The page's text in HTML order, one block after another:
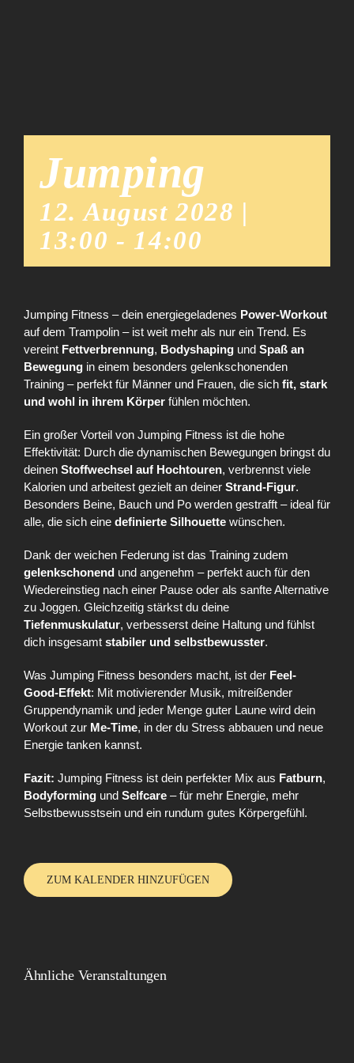
Jumping
12. August 2028 |
13:00 - 14:00
Jumping Fitness – dein energiegeladenes Power-Workout
auf dem Trampolin – ist weit mehr als nur ein Trend. Es
vereint Fettverbrennung, Bodyshaping und Spaß an
Bewegung in einem besonders gelenkschonenden
Training – perfekt für Männer und Frauen, die sich fit, stark
und wohl in ihrem Körper fühlen möchten.
Ein großer Vorteil von Jumping Fitness ist die hohe
Effektivität: Durch die dynamischen Bewegungen bringst du
deinen Stoffwechsel auf Hochtouren, verbrennst viele
Kalorien und arbeitest gezielt an deiner Strand-Figur.
Besonders Beine, Bauch und Po werden gestrafft – ideal für
alle, die sich eine definierte Silhouette wünschen.
Dank der weichen Federung ist das Training zudem
gelenkschonend und angenehm – perfekt auch für den
Wiedereinstieg nach einer Pause oder als sanfte Alternative
zu Joggen. Gleichzeitig stärkst du deine
Tiefenmuskulatur, verbesserst deine Haltung und fühlst
dich insgesamt stabiler und selbstbewusster.
Was Jumping Fitness besonders macht, ist der Feel-
Good-Effekt: Mit motivierender Musik, mitreißender
Gruppendynamik und jeder Menge guter Laune wird dein
Workout zur Me-Time, in der du Stress abbauen und neue
Energie tanken kannst.
Fazit: Jumping Fitness ist dein perfekter Mix aus Fatburn,
Bodyforming und Selfcare – für mehr Energie, mehr
Selbstbewusstsein und ein rundum gutes Körpergefühl.
ZUM KALENDER HINZUFÜGEN
Ähnliche Veranstaltungen